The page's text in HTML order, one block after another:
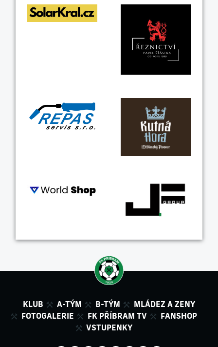
KLUB A-TÝM B-TÝM
MLÁDEZ A ZENY
FOTOGALERIE
FK PŘÍBRAM TV
FANSHOP
VSTUPENKY